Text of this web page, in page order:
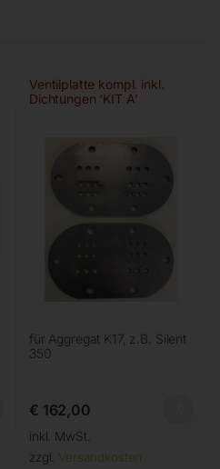
Ventilplatte kompl. inkl.
Dichtungen ‘KIT A’
für Aggregat K17, z.B. Silent
350
€ 162,00
inkl. MwSt.
zzgl. Versandkosten